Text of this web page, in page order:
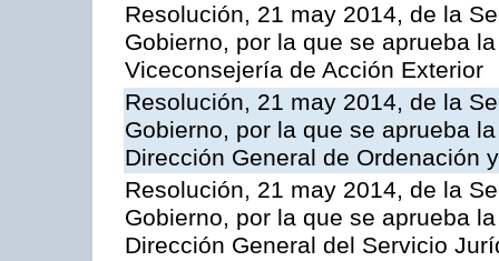
Resolución, 21 may 2014, de la
Gobierno, por la que se aprueba
Viceconsejería de Acción Exterior
Resolución, 21 may 2014, de la
Gobierno, por la que se aprueba
Dirección General de Ordenación
Resolución, 21 may 2014, de la
Gobierno, por la que se aprueba
Dirección General del Servicio